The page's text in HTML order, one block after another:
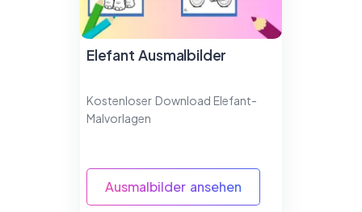
Elefant Ausmalbilder
Kostenloser Download Elefant-
Malvorlagen
Ausmalbilder ansehen